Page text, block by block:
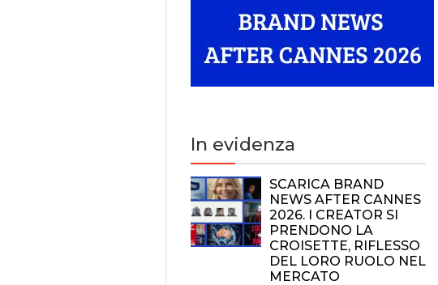
In evidenza
SCARICA BRAND
NEWS AFTER CANNES
2026. I CREATOR SI
PRENDONO LA
CROISETTE, RIFLESSO
DEL LORO RUOLO NEL
MERCATO